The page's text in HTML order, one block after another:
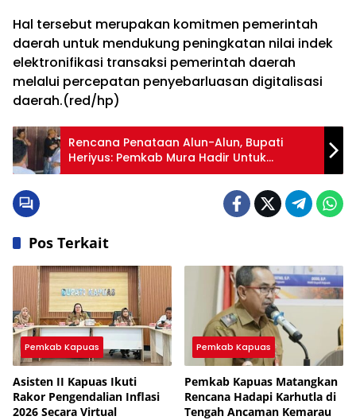
Hal tersebut merupakan komitmen pemerintah
daerah untuk mendukung peningkatan nilai indek
elektronifikasi transaksi pemerintah daerah
melalui percepatan penyebarluasan digitalisasi
daerah.(red/hp)
Rencana Penataan Alun-Alun, Bupati
Heriyus: Pemkab Mura Hadir Untuk
Masyarakat
Pos Terkait
Pemkab Kapuas
Asisten II Kapuas Ikuti
Rakor Pengendalian Inflasi
2026 Secara Virtual
Pemkab Kapuas
Pemkab Kapuas Matangkan
Rencana Hadapi Karhutla di
Tengah Ancaman Kemarau